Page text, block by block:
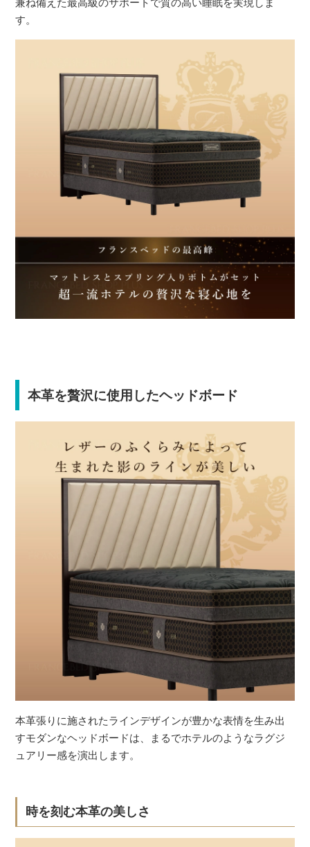
す。
本革を贅沢に使用したヘッドボード
本革張りに施されたラインデザインが豊かな表情を生み出
すモダンなヘッドボードは、まるでホテルのようなラグジ
ュアリー感を演出します。
時を刻む本革の美しさ